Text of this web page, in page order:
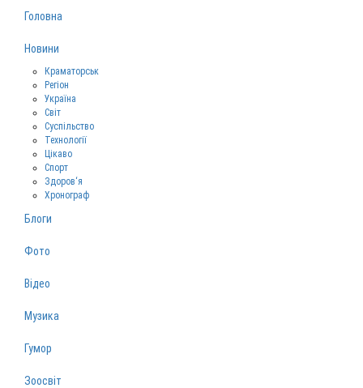
Головна
Новини
Краматорськ
Регіон
Україна
Світ
Суспільство
Технології
Цікаво
Спорт
Здоров‘я
Хронограф
Блоги
Фото
Відео
Музика
Гумор
Зоосвіт